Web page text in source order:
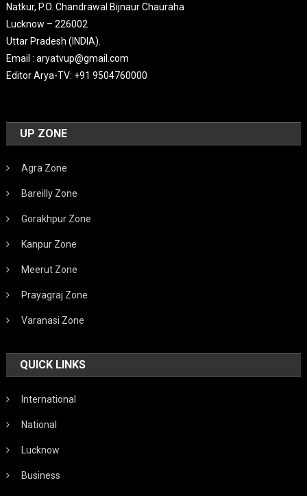
Natkur, P.O. Chandrawal Bijnaur Chauraha
Lucknow – 226002
Uttar Pradesh (INDIA).
Email : aryatvup@gmail.com
Editor Arya-TV: +91 9504760000
UP ZONE
Agra Zone
Bareilly Zone
Gorakhpur Zone
Kanpur Zone
Meerut Zone
Prayagraj Zone
Varanasi Zone
QUICK LINKS
International
National
Lucknow
Business